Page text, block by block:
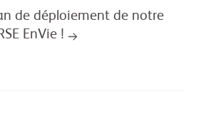
de déploiement de notre
EnVie !